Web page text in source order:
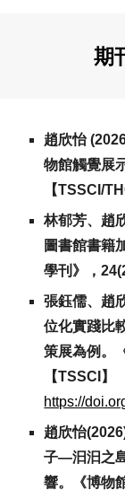
期
趙欣怡
物館觸覺展
【TSSCI/
林郁芳、趙
圖書館書籍
學刊》，
張鈺儒、趙
位化實踐比
策展為例。
【TSSCI】
https://
趙欣怡
子—汩汩之
響。《博物